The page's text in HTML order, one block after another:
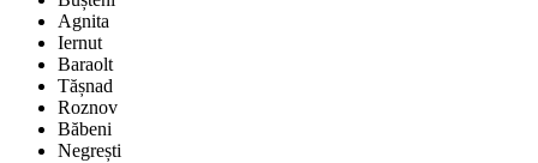
Agnita
Iernut
Baraolt
Tășnad
Roznov
Băbeni
Negrești